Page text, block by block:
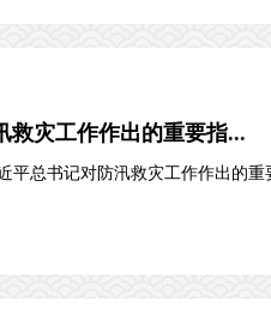
救灾工作作出的重要指...
平总书记对防汛救灾工作作出的重